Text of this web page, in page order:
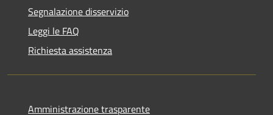
Segnalazione disservizio
Leggi le FAQ
Richiesta assistenza
Amministrazione trasparente